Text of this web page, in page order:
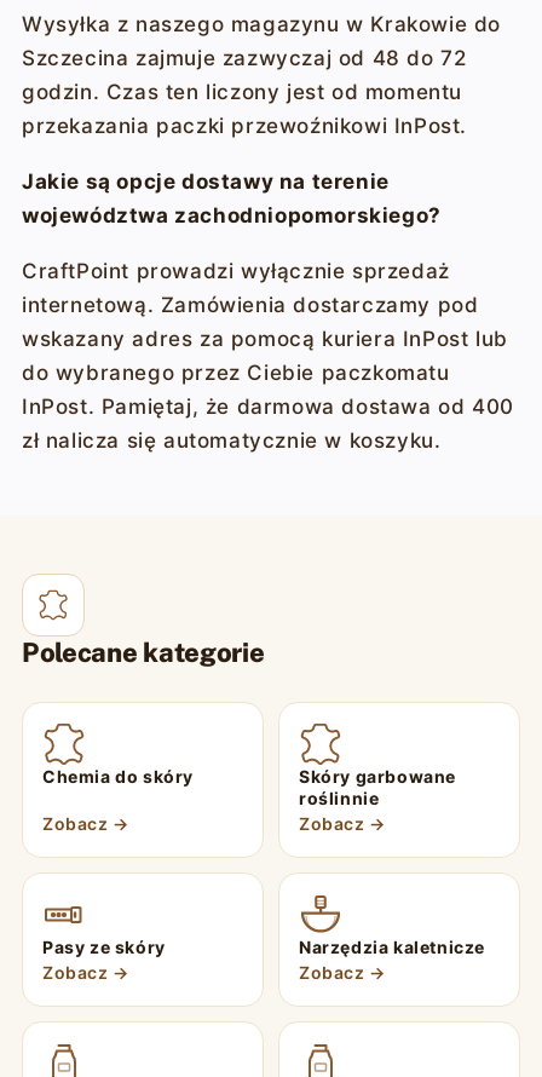
Wysyłka z naszego magazynu w Krakowie do
Szczecina zajmuje zazwyczaj od 48 do 72
godzin. Czas ten liczony jest od momentu
przekazania paczki przewoźnikowi InPost.
Jakie są opcje dostawy na terenie
województwa zachodniopomorskiego?
CraftPoint prowadzi wyłącznie sprzedaż
internetową. Zamówienia dostarczamy pod
wskazany adres za pomocą kuriera InPost lub
do wybranego przez Ciebie paczkomatu
InPost. Pamiętaj, że darmowa dostawa od 400
zł nalicza się automatycznie w koszyku.
Polecane kategorie
Chemia do skóry
Zobacz →
Skóry garbowane
roślinnie
Zobacz →
Pasy ze skóry
Zobacz →
Narzędzia kaletnicze
Zobacz →